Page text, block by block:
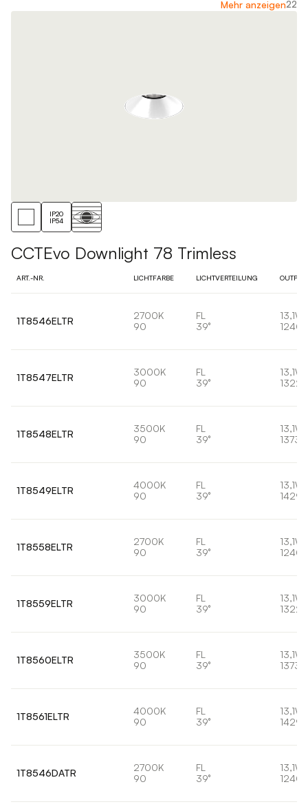
Mehr anzeigen22
IP20
IP54
CCTEvo Downlight 78 Trimless
ART.-NR. LICHTFARBE LICHTVERTEILUNG OUTPUT
1T8546ELTR
2700K
90
FL
39°
13,1W
1T8547ELTR
3000K
90
FL
39°
13,1W
1T8548ELTR
3500K
90
FL
39°
13,1W
1T8549ELTR
4000K
90
FL
39°
13,1W
1T8558ELTR
2700K
90
FL
39°
13,1W
1T8559ELTR
3000K
90
FL
39°
13,1W
1T8560ELTR
3500K
90
FL
39°
13,1W
1T8561ELTR
4000K
90
FL
39°
13,1W
1T8546DATR
2700K
90
FL
39°
13,1W